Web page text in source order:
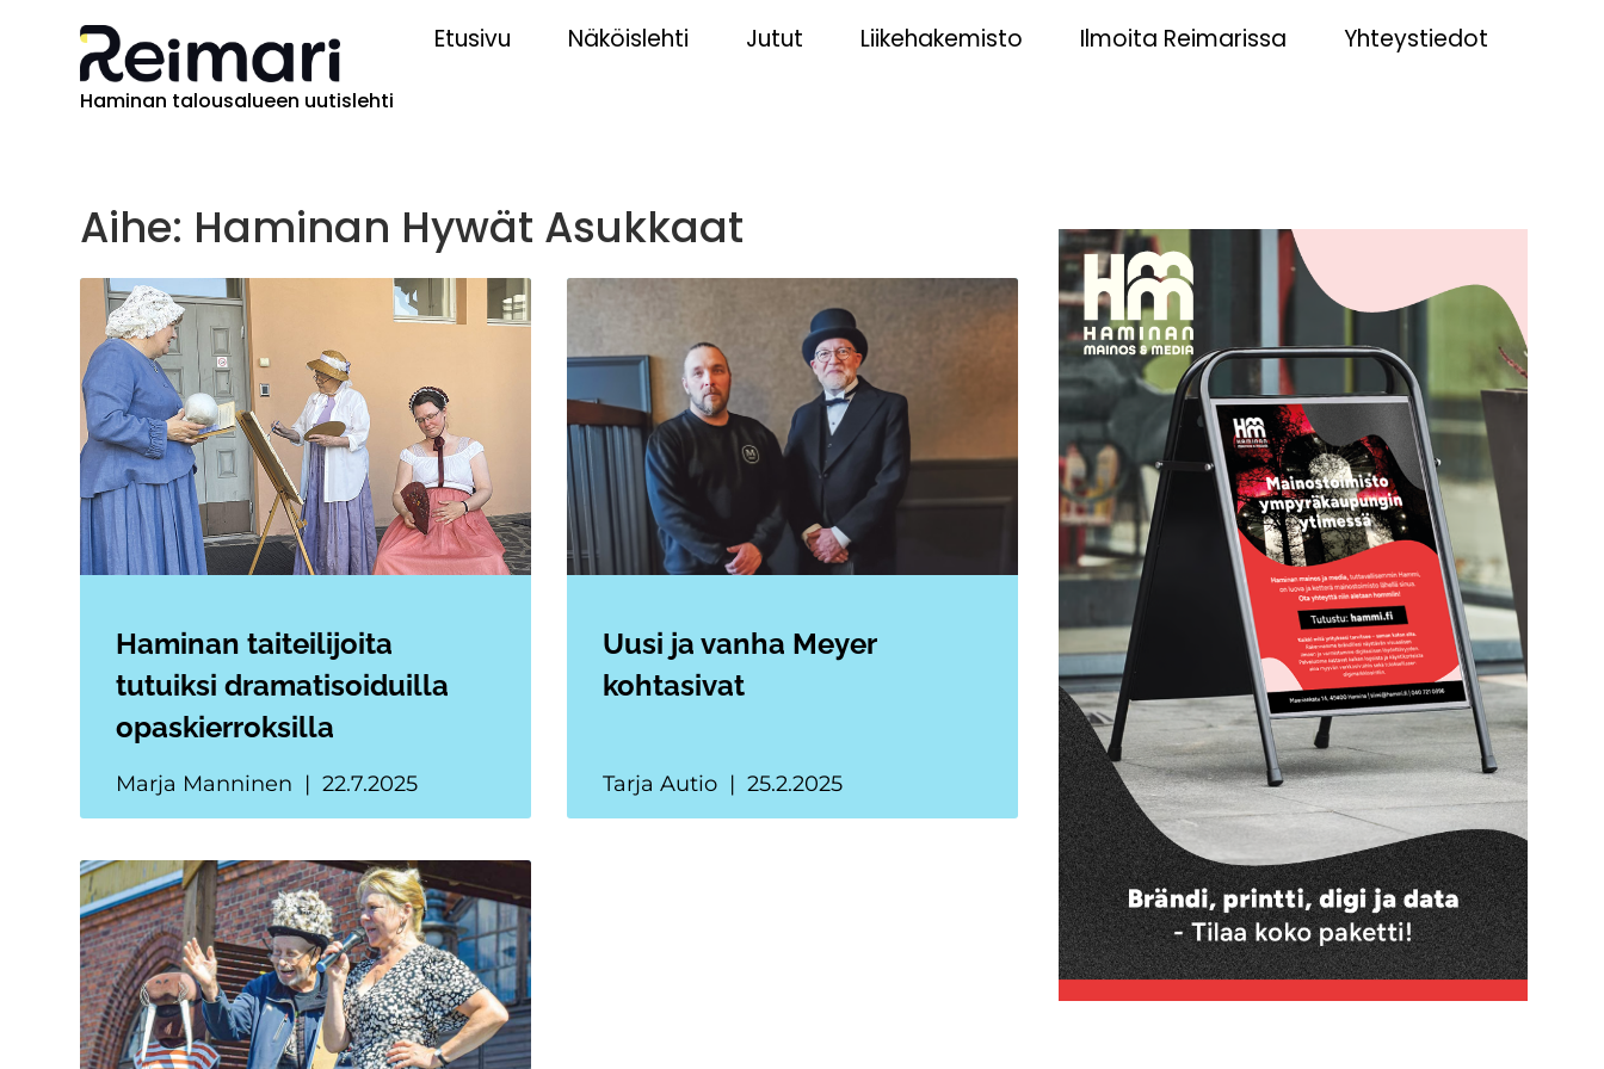
Haminan talousalueen uutislehti
Etusivu Näköislehti Jutut Liikehakemisto Ilmoita Reimarissa Yhteystiedot
Aihe: Haminan Hywät Asukkaat
Haminan taiteilijoita
tutuiksi dramatisoiduilla
opaskierroksilla
Marja Manninen 22.7.2025
Uusi ja vanha Meyer
kohtasivat
Tarja Autio 25.2.2025